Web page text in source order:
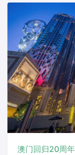
澳门回归20周